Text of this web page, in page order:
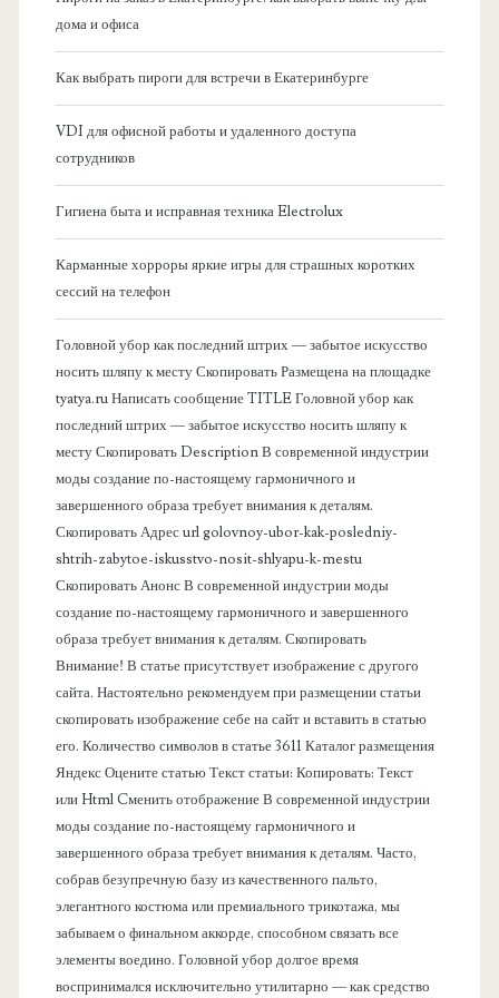
дома и офиса
Как выбрать пироги для встречи в Екатеринбурге
VDI для офисной работы и удаленного доступа
сотрудников
Гигиена быта и исправная техника Electrolux
Карманные хорроры яркие игры для страшных коротких
сессий на телефон
Головной убор как последний штрих — забытое искусство
носить шляпу к месту Скопировать Размещена на площадке
tyatya.ru Написать сообщение TITLE Головной убор как
последний штрих — забытое искусство носить шляпу к
месту Скопировать Description В современной индустрии
моды создание по-настоящему гармоничного и
завершенного образа требует внимания к деталям.
Скопировать Адрес url golovnoy-ubor-kak-posledniy-
shtrih-zabytoe-iskusstvo-nosit-shlyapu-k-mestu
Скопировать Анонс В современной индустрии моды
создание по-настоящему гармоничного и завершенного
образа требует внимания к деталям. Скопировать
Внимание! В статье присутствует изображение с другого
сайта. Настоятельно рекомендуем при размещении статьи
скопировать изображение себе на сайт и вставить в статью
его. Количество символов в статье 3611 Каталог размещения
Яндекс Оцените статью Текст статьи: Копировать: Текст
или Html Cменить отображение В современной индустрии
моды создание по-настоящему гармоничного и
завершенного образа требует внимания к деталям. Часто,
собрав безупречную базу из качественного пальто,
элегантного костюма или премиального трикотажа, мы
забываем о финальном аккорде, способном связать все
элементы воедино. Головной убор долгое время
воспринимался исключительно утилитарно — как средство